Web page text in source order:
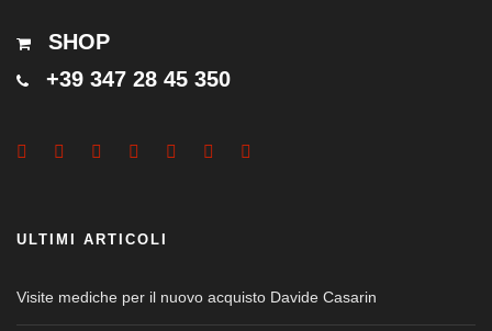
SHOP
+39 347 28 45 350
ULTIMI ARTICOLI
Visite mediche per il nuovo acquisto Davide Casarin